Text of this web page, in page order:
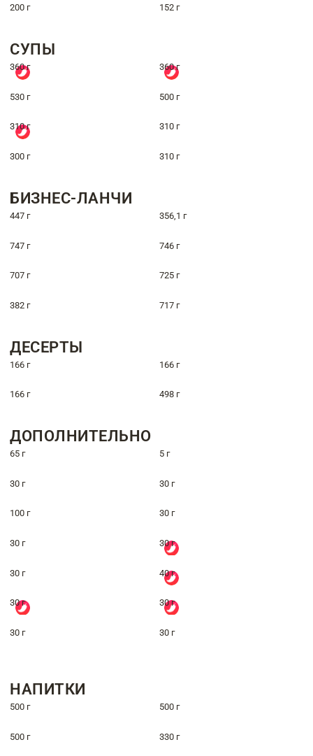
200 г 152 г
СУПЫ
360 г 360 г
530 г 500 г
310 г 310 г
300 г 310 г
БИЗНЕС-ЛАНЧИ
447 г 356,1 г
747 г 746 г
707 г 725 г
382 г 717 г
ДЕСЕРТЫ
166 г 166 г
166 г 498 г
ДОПОЛНИТЕЛЬНО
65 г 5 г
30 г 30 г
100 г 30 г
30 г 30 г
30 г 40 г
30 г 30 г
30 г 30 г
НАПИТКИ
500 г 500 г
500 г 330 г